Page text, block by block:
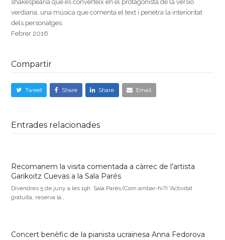
shakespearià que es converteix en el protagonista de la versió
verdiana, una música que comenta el text i penetra la interioritat
dels personatges.
Febrer 2016
Compartir
Tweet Share Share Email
Entrades relacionades
Recomanem la visita comentada a càrrec de l’artista
Garikoitz Cuevas a la Sala Parés
Divendres 5 de juny a les 19h Sala Parés (Com arribar-hi?) *Activitat
gratuïta, reserva la…
Concert benèfic de la pianista ucraïnesa Anna Fedorova